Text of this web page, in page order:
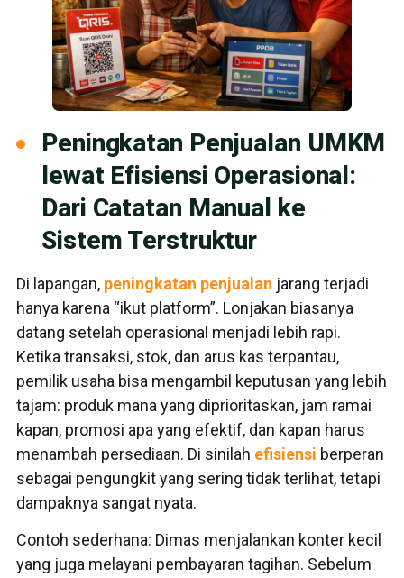
Peningkatan Penjualan UMKM
lewat Efisiensi Operasional:
Dari Catatan Manual ke
Sistem Terstruktur
Di lapangan, peningkatan penjualan jarang terjadi
hanya karena “ikut platform”. Lonjakan biasanya
datang setelah operasional menjadi lebih rapi.
Ketika transaksi, stok, dan arus kas terpantau,
pemilik usaha bisa mengambil keputusan yang lebih
tajam: produk mana yang diprioritaskan, jam ramai
kapan, promosi apa yang efektif, dan kapan harus
menambah persediaan. Di sinilah efisiensi berperan
sebagai pengungkit yang sering tidak terlihat, tetapi
dampaknya sangat nyata.
Contoh sederhana: Dimas menjalankan konter kecil
yang juga melayani pembayaran tagihan. Sebelum